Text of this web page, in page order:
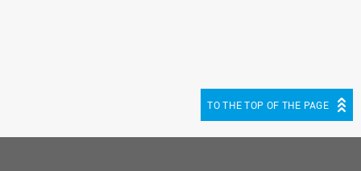
Projektmanagement Office
TO THE TOP OF THE PAGE